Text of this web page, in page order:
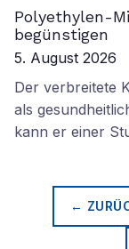
Polyethylen-
begünstigen
5. August 2026
Der verbreitete
als
kann er einer
←